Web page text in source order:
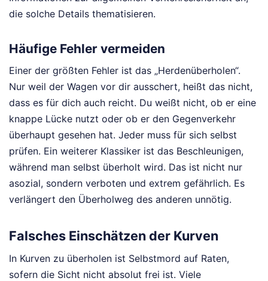
die solche Details thematisieren.
Häufige Fehler vermeiden
Einer der größten Fehler ist das „Herdenüberholen“.
Nur weil der Wagen vor dir ausschert, heißt das nicht,
dass es für dich auch reicht. Du weißt nicht, ob er eine
knappe Lücke nutzt oder ob er den Gegenverkehr
überhaupt gesehen hat. Jeder muss für sich selbst
prüfen. Ein weiterer Klassiker ist das Beschleunigen,
während man selbst überholt wird. Das ist nicht nur
asozial, sondern verboten und extrem gefährlich. Es
verlängert den Überholweg des anderen unnötig.
Falsches Einschätzen der Kurven
In Kurven zu überholen ist Selbstmord auf Raten,
sofern die Sicht nicht absolut frei ist. Viele